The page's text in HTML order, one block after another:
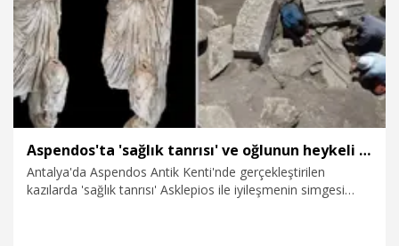
Aspendos'ta 'sağlık tanrısı' ve oğlunun heykeli bulundu
Antalya'da Aspendos Antik Kenti'nde gerçekleştirilen
kazılarda 'sağlık tanrısı' Asklepios ile iyileşmenin simgesi